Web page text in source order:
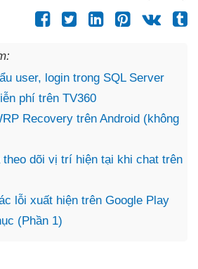
user, login trong SQL Server
phí trên TV360
Recovery trên Android (không
dõi vị trí hiện tại khi chat trên
lỗi xuất hiện trên Google Play
(Phần 1)